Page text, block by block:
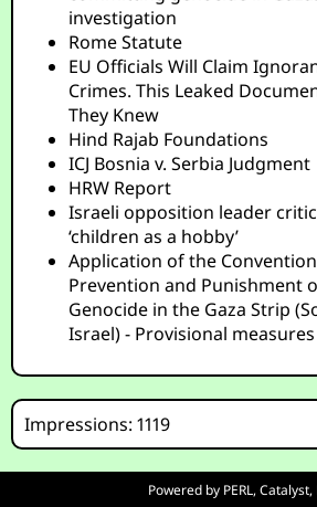
investigation
Rome Statute
EU Officials Will Claim
Crimes. This Leaked
They Knew
Hind Rajab Foundations
ICJ Bosnia v. Serbia Judgment
HRW Report
Israeli opposition leader
‘children as a hobby’
Application of the
Prevention and Punishment
Genocide in the Gaza Strip
Israel) - Provisional measures
Impressions: 1119
Powered by PERL,Catalyst,